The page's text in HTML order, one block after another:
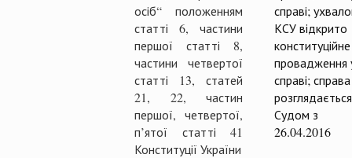
осіб“ положенням
статті 6, частини
першої статті 8,
частини четвертої
статті 13, статей
21, 22, частин
першої, четвертої,
п’ятої статті 41
Конституції України
справі;
КСУ відкрито
конституційне
провадження
справі; справа
розглядається
Судом з
26.04.2016